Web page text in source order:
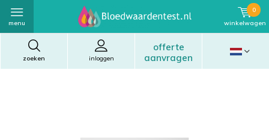
zoeken
offerte
aanvragen
inloggen
menu winkelwagen
0